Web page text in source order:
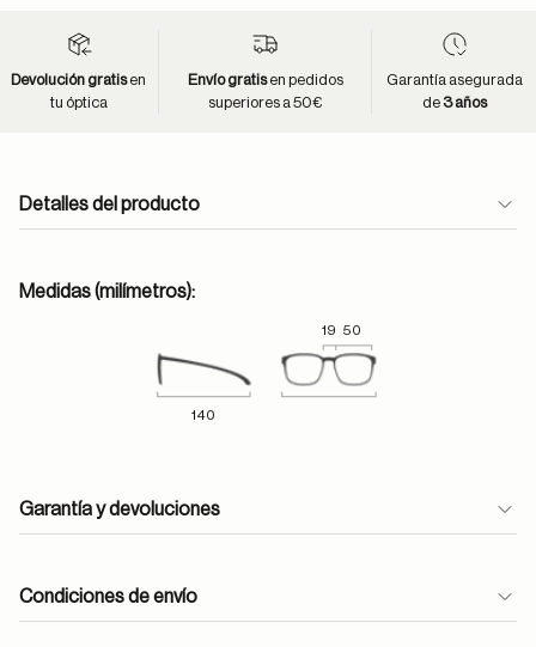
Devolución gratisen
tu óptica
Envío gratisen pedidos
superiores a 50€
Garantía asegurada
de 3 años
Detalles del producto
Medidas (milímetros):
19 50
140
Garantía y devoluciones
Condiciones de envío